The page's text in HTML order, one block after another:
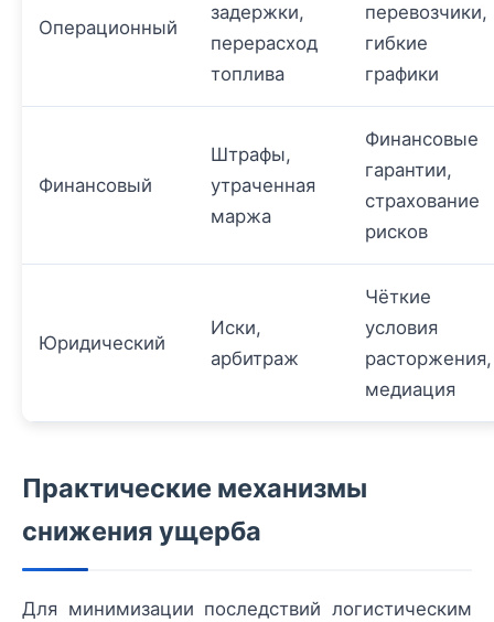
Операционный
задержки,
перерасход
топлива
перевозчики,
гибкие
графики
Финансовый
Штрафы,
утраченная
маржа
Финансовые
гарантии,
страхование
рисков
Юридический
Иски,
арбитраж
Чёткие
условия
расторжения,
медиация
Практические механизмы
снижения ущерба
Для минимизации последствий логистическим